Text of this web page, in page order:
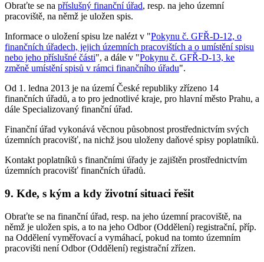
Obraťte se na příslušný finanční úřad, resp. na jeho územní
pracoviště, na němž je uložen spis.
Informace o uložení spisu lze nalézt v "Pokynu č. GFŘ-D-12, o
finančních úřadech, jejich územních pracovištích a o umístění spisu
nebo jeho příslušné části", a dále v "Pokynu č. GFŘ-D-13, ke
změně umístění spisů v rámci finančního úřadu".
Od 1. ledna 2013 je na území České republiky zřízeno 14
finančních úřadů, a to pro jednotlivé kraje, pro hlavní město Prahu, a
dále Specializovaný finanční úřad.
Finanční úřad vykonává věcnou působnost prostřednictvím svých
územních pracovišť, na nichž jsou uloženy daňové spisy poplatníků.
Kontakt poplatníků s finančními úřady je zajištěn prostřednictvím
územních pracovišť finančních úřadů.
9. Kde, s kým a kdy životní situaci řešit
Obraťte se na finanční úřad, resp. na jeho územní pracoviště, na
němž je uložen spis, a to na jeho Odbor (Oddělení) registrační, příp.
na Oddělení vyměřovací a vymáhací, pokud na tomto územním
pracovišti není Odbor (Oddělení) registrační zřízen.